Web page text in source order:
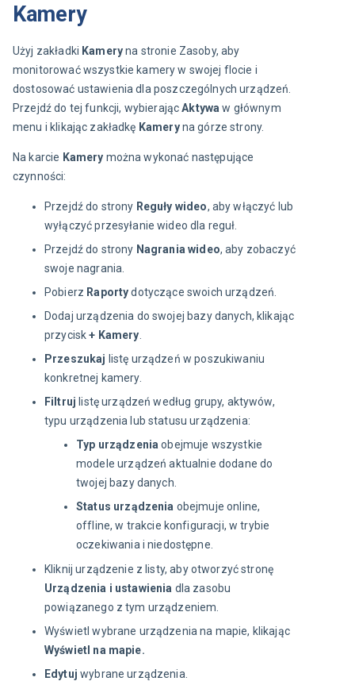
Kamery
Użyj zakładki Kamery na stronie Zasoby, aby
monitorować wszystkie kamery w swojej flocie i
dostosować ustawienia dla poszczególnych urządzeń.
Przejdź do tej funkcji, wybierając Aktywa w głównym
menu i klikając zakładkę Kamery na górze strony.
Na karcie Kamery można wykonać następujące
czynności:
Przejdź do strony Reguły wideo, aby włączyć lub
wyłączyć przesyłanie wideo dla reguł.
Przejdź do strony Nagrania wideo, aby zobaczyć
swoje nagrania.
Pobierz Raportydotyczące swoich urządzeń.
Dodaj urządzenia do swojej bazy danych, klikając
przycisk+ Kamery.
Przeszukaj listę urządzeń w poszukiwaniu
konkretnej kamery.
Filtruj listę urządzeń według grupy, aktywów,
typu urządzenia lub statusu urządzenia:
Typ urządzeniaobejmuje wszystkie
modele urządzeń aktualnie dodane do
twojej bazy danych.
Status urządzenia obejmuje online,
offline, w trakcie konfiguracji, w trybie
oczekiwania i niedostępne.
Kliknij urządzenie z listy, aby otworzyć stronę
Urządzenia i ustawienia dla zasobu
powiązanego z tym urządzeniem.
Wyświetl wybrane urządzenia na mapie, klikając
Wyświetl na mapie.
Edytujwybrane urządzenia.